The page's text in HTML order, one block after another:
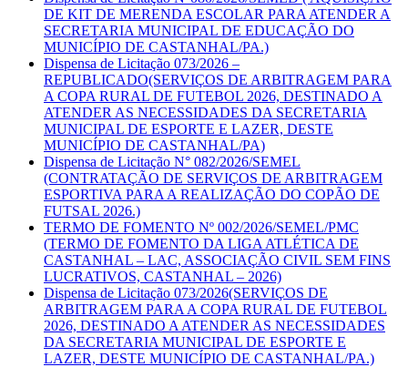
DE KIT DE MERENDA ESCOLAR PARA ATENDER A
SECRETARIA MUNICIPAL DE EDUCAÇÃO DO
MUNICÍPIO DE CASTANHAL/PA.)
Dispensa de Licitação 073/2026 –
REPUBLICADO(SERVIÇOS DE ARBITRAGEM PARA
A COPA RURAL DE FUTEBOL 2026, DESTINADO A
ATENDER AS NECESSIDADES DA SECRETARIA
MUNICIPAL DE ESPORTE E LAZER, DESTE
MUNICÍPIO DE CASTANHAL/PA)
Dispensa de Licitação N° 082/2026/SEMEL
(CONTRATAÇÃO DE SERVIÇOS DE ARBITRAGEM
ESPORTIVA PARA A REALIZAÇÃO DO COPÃO DE
FUTSAL 2026.)
TERMO DE FOMENTO Nº 002/2026/SEMEL/PMC
(TERMO DE FOMENTO DA LIGA ATLÉTICA DE
CASTANHAL – LAC, ASSOCIAÇÃO CIVIL SEM FINS
LUCRATIVOS, CASTANHAL – 2026)
Dispensa de Licitação 073/2026(SERVIÇOS DE
ARBITRAGEM PARA A COPA RURAL DE FUTEBOL
2026, DESTINADO A ATENDER AS NECESSIDADES
DA SECRETARIA MUNICIPAL DE ESPORTE E
LAZER, DESTE MUNICÍPIO DE CASTANHAL/PA.)